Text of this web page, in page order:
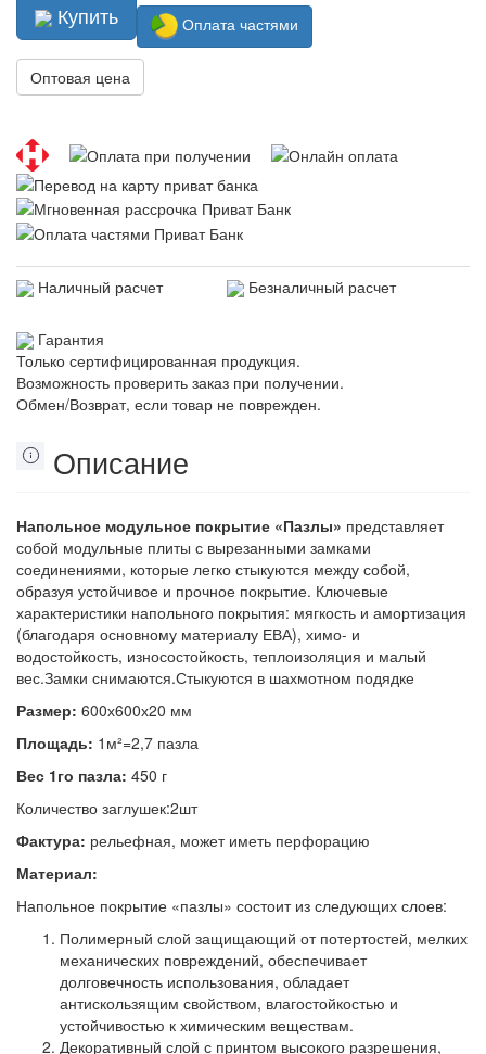
Купить Оплата частями
Оптовая цена
Наличный расчет Безналичный расчет
Гарантия
Только сертифицированная продукция.
Возможность проверить заказ при получении.
Обмен/Возврат, если товар не поврежден.
Описание
Напольное модульное покрытие «Пазлы» представляет
собой модульные плиты с вырезанными замками
соединениями, которые легко стыкуются между собой,
образуя устойчивое и прочное покрытие. Ключевые
характеристики напольного покрытия: мягкость и амортизация
(благодаря основному материалу ЕВА), химо- и
водостойкость, износостойкость, теплоизоляция и малый
вес.Замки снимаются.Стыкуются в шахмотном подядке
Размер: 600х600х20 мм
Площадь: 1м²=2,7 пазла
Вес 1го пазла: 450 г
Количество заглушек:2шт
Фактура: рельефная, может иметь перфорацию
Материал:
Напольное покрытие «пазлы» состоит из следующих слоев:
Полимерный слой защищающий от потертостей, мелких
механических повреждений, обеспечивает
долговечность использования, обладает
антискользящим свойством, влагостойкостью и
устойчивостью к химическим веществам.
Декоративный слой с принтом высокого разрешения,